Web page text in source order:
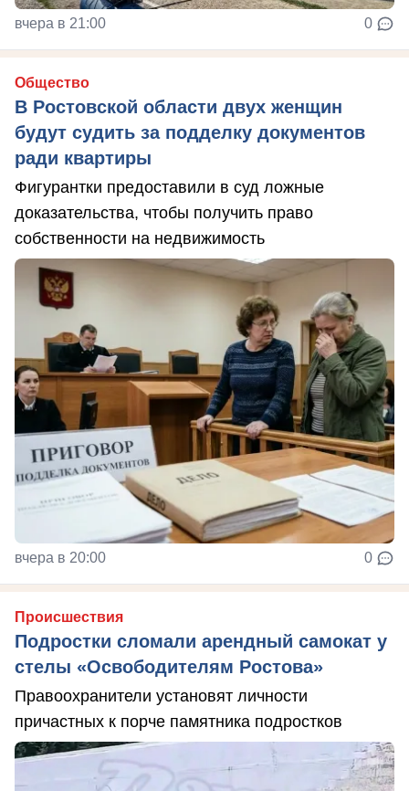
вчера в 21:00 0
Общество
В Ростовской области двух женщин
будут судить за подделку документов
ради квартиры
Фигурантки предоставили в суд ложные
доказательства, чтобы получить право
собственности на недвижимость
вчера в 20:00 0
Происшествия
Подростки сломали арендный самокат у
стелы «Освободителям Ростова»
Правоохранители установят личности
причастных к порче памятника подростков